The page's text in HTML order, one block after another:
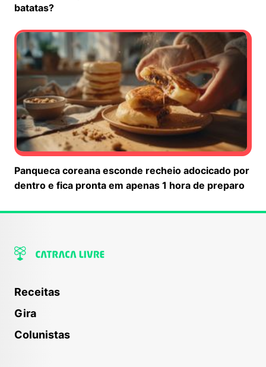
batatas?
Panqueca coreana esconde recheio adocicado por
dentro e fica pronta em apenas 1 hora de preparo
Receitas
Gira
Colunistas